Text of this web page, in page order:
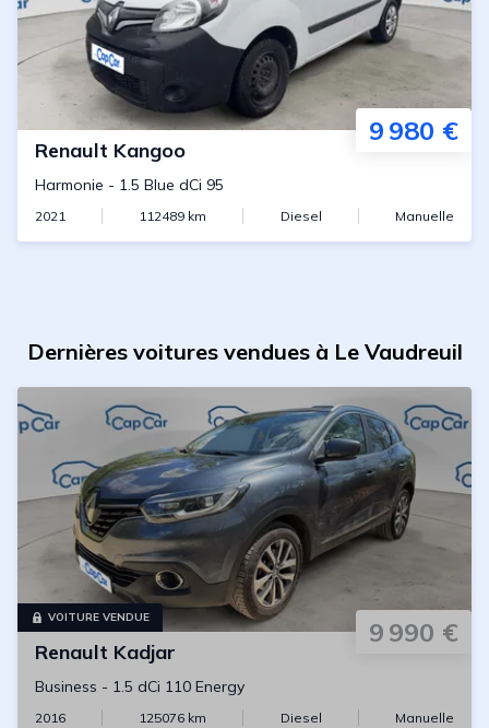
9 980 €
Renault Kangoo
Harmonie - 1.5 Blue dCi 95
2021 112489 km Diesel Manuelle
Dernières voitures vendues à Le Vaudreuil
VOITURE VENDUE 9 990 €
Renault Kadjar
Business - 1.5 dCi 110 Energy
2016 125076 km Diesel Manuelle